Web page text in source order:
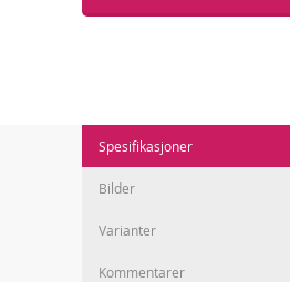
Spesifikasjoner
Bilder
Varianter
Kommentarer